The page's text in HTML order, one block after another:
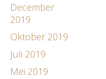
December
2019
Oktober 2019
Juli 2019
Mei 2019